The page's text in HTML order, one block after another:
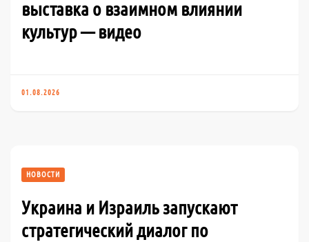
выставка о взаимном влиянии
культур — видео
01.08.2026
НОВОСТИ
Украина и Израиль запускают
стратегический диалог по